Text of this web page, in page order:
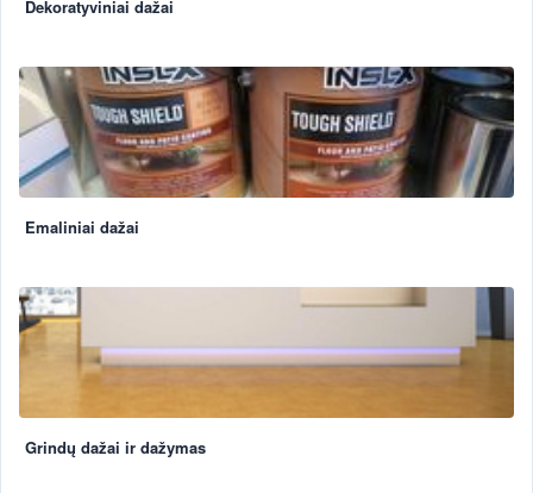
Dekoratyviniai dažai
Emaliniai dažai
Grindų dažai ir dažymas